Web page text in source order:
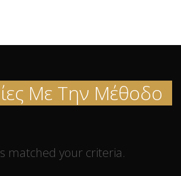
Με Την Μέθοδο
matched your criteria.